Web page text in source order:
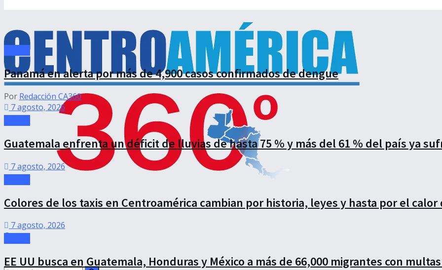
Panamá en alerta por más de 4,900 casos confirmados de dengue
Por Redacción CA360
7 agosto, 2026
Guatemala enfrenta un déficit de lluvias de hasta 75 % y más del 61 % del país ya
7 agosto, 2026
Colores de los taxis en Centroamérica cambian por historia, leyes y hasta por el calor
7 agosto, 2026
EE UU busca en Guatemala, Honduras y México a más de 66,000 migrantes con